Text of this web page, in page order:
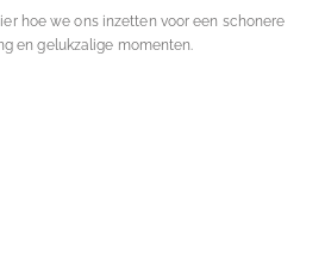
hoe we ons inzetten voor een schonere
en gelukzalige momenten.